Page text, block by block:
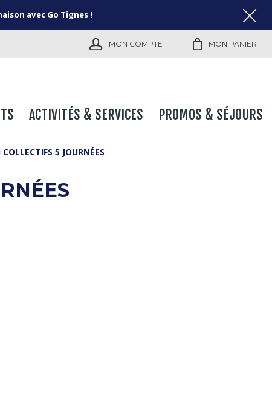
avec Go Tignes !
MON COMPTE MON PANIER
ACTIVITÉS & SERVICES PROMOS & SÉJOURS
COLLECTIFS 5 JOURNÉES